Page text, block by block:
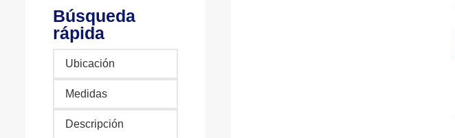
Búsqueda
rápida